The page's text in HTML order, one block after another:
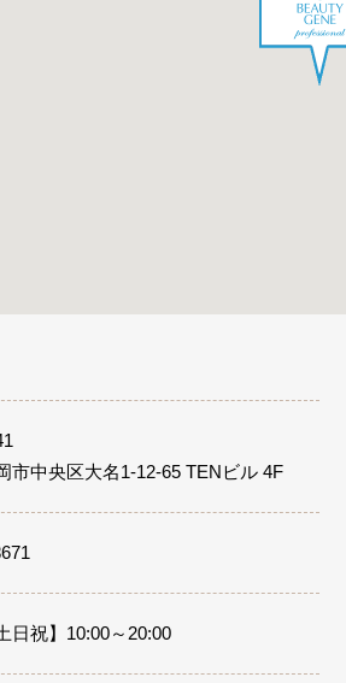
市中央区大名1-12-65 TENビル 4F
日祝】10:00～20:00